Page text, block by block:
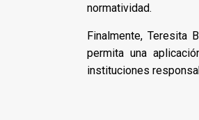
normatividad.
Finalmente, Teresita
permita una
instituciones